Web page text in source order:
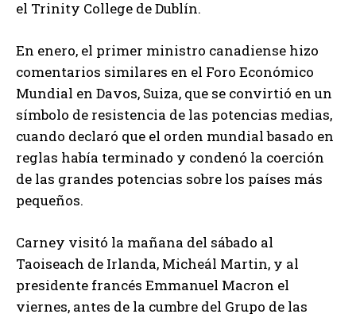
el Trinity College de Dublín.
En enero, el primer ministro canadiense hizo
comentarios similares en el Foro Económico
Mundial en Davos, Suiza, que se convirtió en un
símbolo de resistencia de las potencias medias,
cuando declaró que el orden mundial basado en
reglas había terminado y condenó la coerción
de las grandes potencias sobre los países más
pequeños.
Carney visitó la mañana del sábado al
Taoiseach de Irlanda, Micheál Martin, y al
presidente francés Emmanuel Macron el
viernes, antes de la cumbre del Grupo de las